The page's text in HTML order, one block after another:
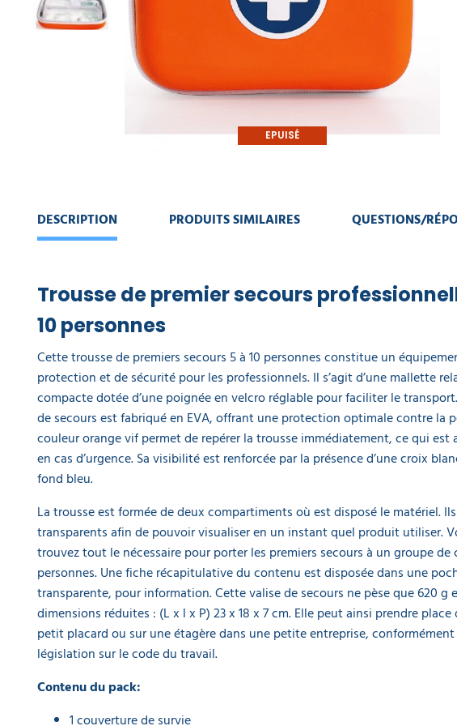
MACHINE
DE
AMÉNAGEMENT
EXTÉRIEUR
DE
PROTECTION
INDIVIDUELLE
ART
DE
LA
TABLE
GAMME
ÉCOLOGIQUE
PROMOS
MA
COMMANDE
EPUISÉ
DESCRIPTION PRODUITS SIMILAIRES QUESTIONS/
Trousse de premier secours
10 personnes
Cette trousse de premiers secours 5 à 10 personnes constitue un
protection et de sécurité pour les professionnels. Il s’agit d’une mallette
compacte dotée d’une poignée en velcro réglable pour faciliter le
de secours est fabriqué en EVA, offrant une protection optimale contre la
couleur orange vif permet de repérer la trousse immédiatement, ce qui est
en cas d’urgence. Sa visibilité est renforcée par la présence d’une croix
fond bleu.
La trousse est formée de deux compartiments où est disposé le matériel.
transparents afin de pouvoir visualiser en un instant quel produit utiliser.
trouvez tout le nécessaire pour porter les premiers secours à un groupe de
personnes. Une fiche récapitulative du contenu est disposée dans une
transparente, pour information. Cette valise de secours ne pèse que 620 g
dimensions réduites : (L x l x P) 23 x 18 x 7 cm. Elle peut ainsi prendre place
petit placard ou sur une étagère dans une petite entreprise, conformément
législation sur le code du travail.
Contenu du pack:
1 couverture de survie